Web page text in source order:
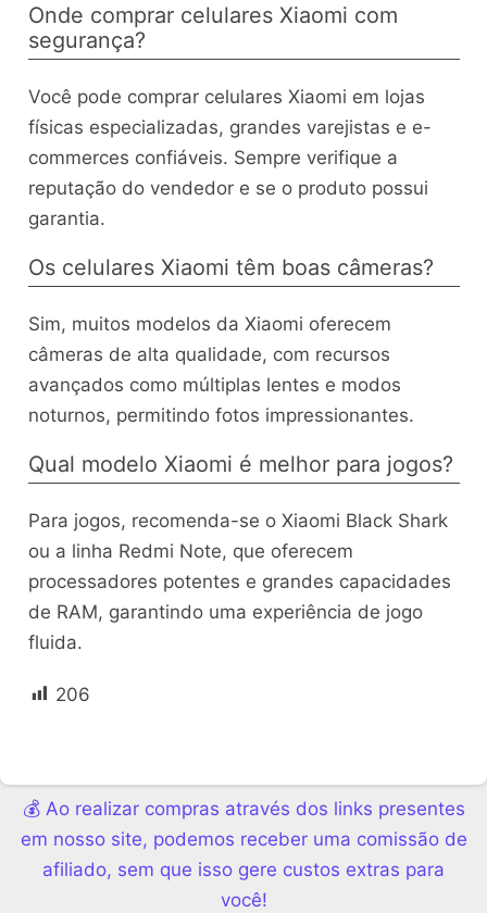
Onde comprar celulares Xiaomi com
segurança?
Você pode comprar celulares Xiaomi em lojas
físicas especializadas, grandes varejistas e e-
commerces confiáveis. Sempre verifique a
reputação do vendedor e se o produto possui
garantia.
Os celulares Xiaomi têm boas câmeras?
Sim, muitos modelos da Xiaomi oferecem
câmeras de alta qualidade, com recursos
avançados como múltiplas lentes e modos
noturnos, permitindo fotos impressionantes.
Qual modelo Xiaomi é melhor para jogos?
Para jogos, recomenda-se o Xiaomi Black Shark
ou a linha Redmi Note, que oferecem
processadores potentes e grandes capacidades
de RAM, garantindo uma experiência de jogo
fluida.
206
💰 Ao realizar compras através dos links presentes
em nosso site, podemos receber uma comissão de
afiliado, sem que isso gere custos extras para
você!